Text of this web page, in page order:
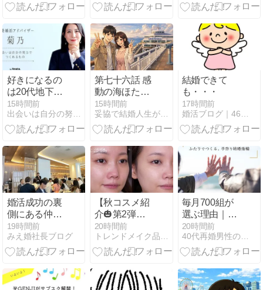
ている
れる中高年男
と嫌われない
秘訣
好きになるの
は20代地下ア
イドル（44歳
男性芸人の婚
活）
15時間前
出会いは自分の努力でつくれるもの・90日で理想のパートナー…
第七十六話 感
動の海ほた
る……その裏
で進行してい
たすれ違い
15時間前
妥協で結婚人生が地獄になったので本気で婚を目指します
結婚できて
も・・・
17時間前
婚活ブログ｜46歳で結婚できた体験談
婚活成功の裏
側にある仲人
同士の信頼関
係と東海仲人
大会で得た新
重県
19時間前
みえ婚社長ブログ
【秋コスメ紹
介🎃第2弾】
2026年新作コ
スメレビュ
ー！豊作ベー
テムに注目！
【ディオー
20時間前
トレンドメイク品質向上委員会(婚活に役立つ劇的メイク動画)
毎月700組が
選ぶ理由｜40
代再婚男性の
ための鎌倉彫
金工房「手作
ガイド
20時間前
40代再婚男性の婚活完全ガイド